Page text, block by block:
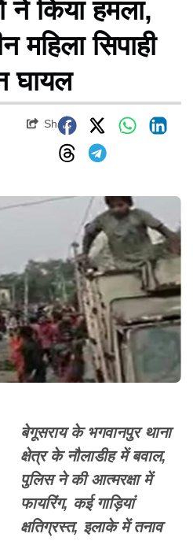
ने किया हमला,
महिला सिपाही
घायल
Share
बेगूसराय के भगवानपुर थाना
क्षेत्र के नौलाडीह में बवाल,
पुलिस ने की आत्मरक्षा में
फायरिंग, कई गाड़ियां
क्षतिग्रस्त, इलाके में तनाव